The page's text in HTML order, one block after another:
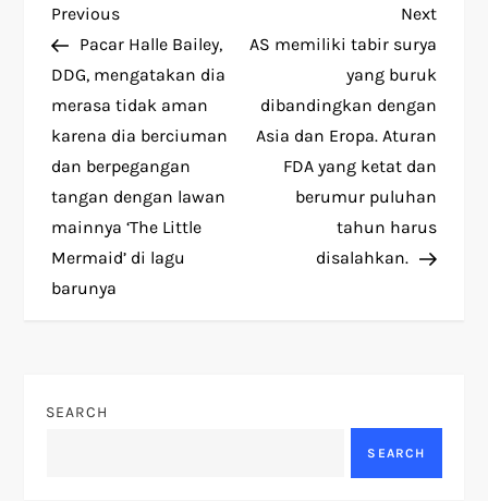
P
o
s
t
n
a
g
Previous
Post
Previous
Pacar Halle Bailey,
DDG, mengatakan dia
merasa tidak aman
karena dia berciuman
dan berpegangan
tangan dengan lawan
mainnya ‘The Little
Mermaid’ di lagu
barunya
Next
Post
Next
AS memiliki tabir surya
yang buruk
dibandingkan dengan
Asia dan Eropa. Aturan
FDA yang ketat dan
berumur puluhan
tahun harus
disalahkan.
SEARCH
SEARCH